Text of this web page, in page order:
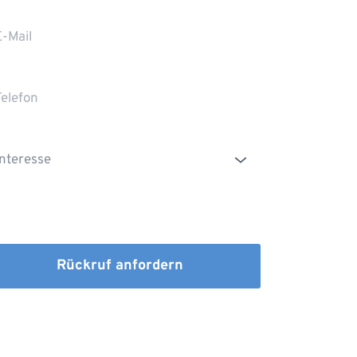
Rückruf anfordern